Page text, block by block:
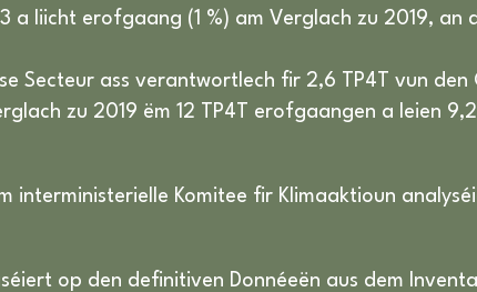
a liicht erofgaang (1 %) am Verglach zu 2019, an
Secteur ass verantwortlech fir 2,6 TP4T vun den
zu 2019 ëm 12 TP4T erofgaangen a leien
interministerielle Komitee fir Klimaaktioun
op den definitiven Donnéeën aus dem